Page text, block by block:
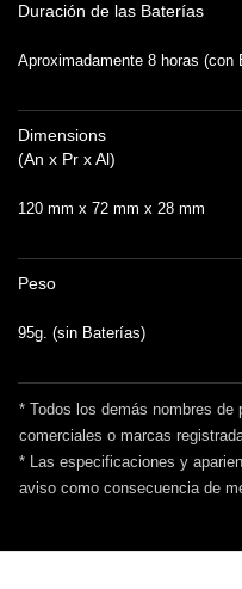
Duración de las Baterías
Aproximadamente 8 horas (con
Dimensions
(An x Pr x Al)
120 mm x 72 mm x 28 mm
Peso
95g. (sin Baterías)
* Todos los demás nombres
comerciales o marcas
* Las especificaciones y
aviso como consecuencia de